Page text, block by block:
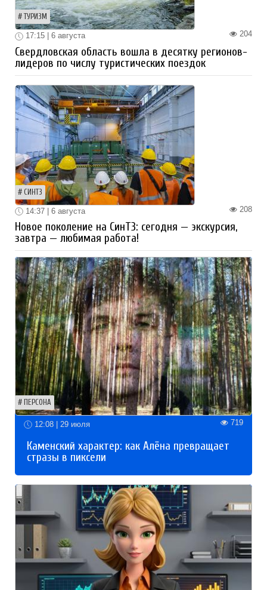
ТУРИЗМ
204
17:15 | 6 августа
Свердловская область вошла в десятку регионов-
лидеров по числу туристических поездок
СИНТЗ
208
14:37 | 6 августа
Новое поколение на СинТЗ: сегодня — экскурсия,
завтра — любимая работа!
ПЕРСОНА
12:08 | 29 июля 719
Каменский характер: как Алёна превращает
стразы в пиксели